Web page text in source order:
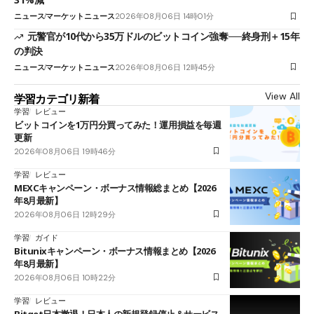
ニュースマーケットニュース2026年08月06日 14時01分
元警官が10代から35万ドルのビットコイン強奪──終身刑＋15年
の判決
ニュースマーケットニュース2026年08月06日 12時45分
学習カテゴリ新着 View All
学習 レビュー
ビットコインを1万円分買ってみた！運用損益を毎週
更新
2026年08月06日 19時46分
学習 レビュー
MEXCキャンペーン・ボーナス情報総まとめ【2026
年8月最新】
2026年08月06日 12時29分
学習 ガイド
Bitunixキャンペーン・ボーナス情報まとめ【2026
年8月最新】
2026年08月06日 10時22分
学習 レビュー